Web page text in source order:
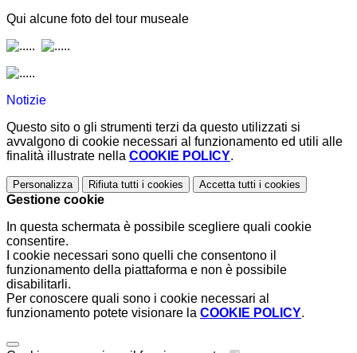
Qui alcune foto del tour museale
Notizie
Questo sito o gli strumenti terzi da questo utilizzati si
avvalgono di cookie necessari al funzionamento ed utili alle
finalità illustrate nella COOKIE POLICY.
Personalizza Rifiuta tutti i cookies Accetta tutti i cookies
Gestione cookie
In questa schermata è possibile scegliere quali cookie
consentire.
I cookie necessari sono quelli che consentono il
funzionamento della piattaforma e non è possibile
disabilitarli.
Per conoscere quali sono i cookie necessari al
funzionamento potete visionare la COOKIE POLICY.